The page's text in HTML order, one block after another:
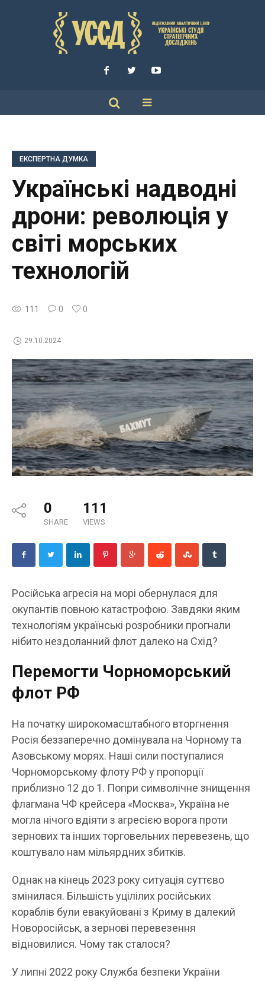
ЕКСПЕРТНА ДУМКА
Українські надводні
дрони: революція у
світі морських
технологій
111 0 0
29.10.2024
0
SHARE
111
VIEWS
Російська агресія на морі обернулася для
окупантів повною катастрофою. Завдяки яким
технологіям українські розробники прогнали
нібито нездоланний флот далеко на Схід?
Перемогти Чорноморський
флот РФ
На початку широкомасштабного вторгнення
Росія беззаперечно домінувала на Чорному та
Азовському морях. Наші сили поступалися
Чорноморському флоту РФ у пропорції
приблизно 12 до 1. Попри символічне знищення
флагмана ЧФ крейсера «Москва», Україна не
могла нічого вдіяти з агресією ворога проти
зернових та інших торговельних перевезень, що
коштувало нам мільярдних збитків.
Однак на кінець 2023 року ситуація суттєво
змінилася. Більшість уцілілих російських
кораблів були евакуйовані з Криму в далекий
Новоросійськ, а зернові перевезення
відновилися. Чому так сталося?
У липні 2022 року Служба безпеки України